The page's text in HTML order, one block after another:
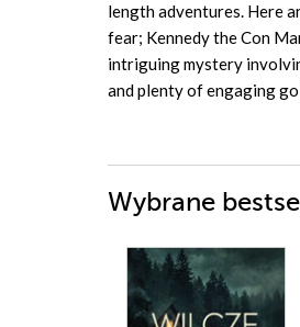
length adventures. Here
fear; Kennedy the Con
intriguing mystery
and plenty of engaging
Wybrane